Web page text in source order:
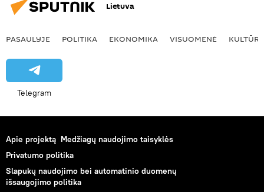
Lietuva
PASAULYJE POLITIKA EKONOMIKA VISUOMENĖ KULTŪRA
Telegram
Apie projektą Medžiagų naudojimo taisyklės
Privatumo politika
Slapukų naudojimo bei automatinio duomenų
išsaugojimo politika